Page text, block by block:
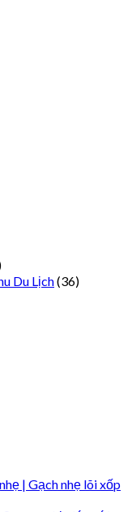
Du Lịch(36)
| Gạch nhẹ lõi xốp